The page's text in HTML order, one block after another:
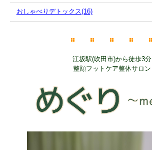
おしゃべりデトックス(16)
江坂駅(吹田市)から徒歩3分
整顔フットケア整体サロン